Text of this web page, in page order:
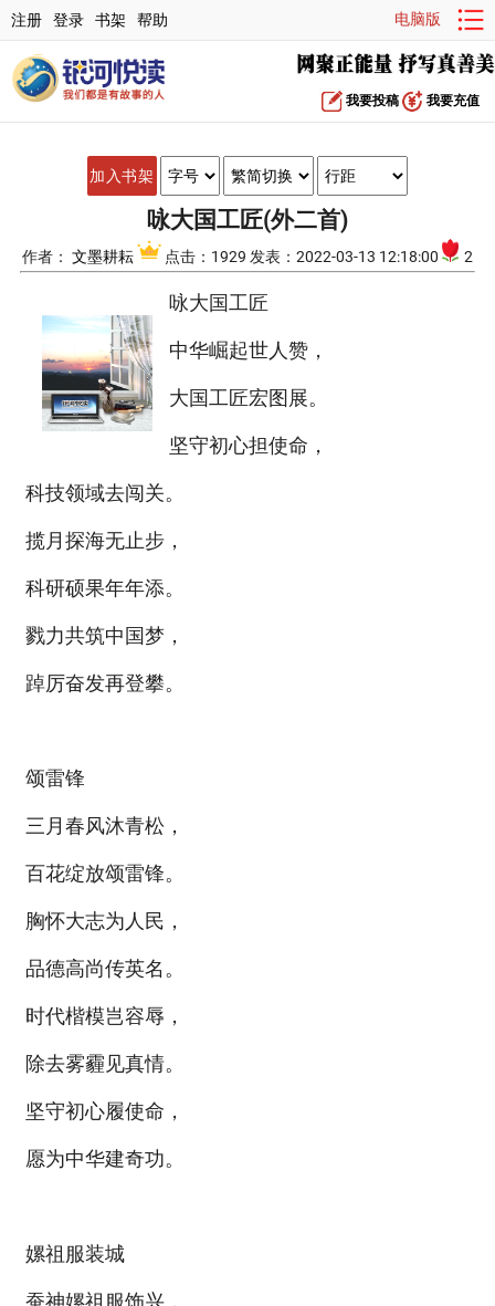
注册 登录 书架 帮助 电脑版
我要投稿 我要充值
加入书架
咏大国工匠(外二首)
作者： 文墨耕耘 点击：1929 发表：2022-03-13 12:18:00 2
咏大国工匠
中华崛起世人赞，
大国工匠宏图展。
坚守初心担使命，
科技领域去闯关。
揽月探海无止步，
科研硕果年年添。
戮力共筑中国梦，
踔厉奋发再登攀。
颂雷锋
三月春风沐青松，
百花绽放颂雷锋。
胸怀大志为人民，
品德高尚传英名。
时代楷模岂容辱，
除去雾霾见真情。
坚守初心履使命，
愿为中华建奇功。
嫘祖服装城
蚕神嫘祖服饰兴，